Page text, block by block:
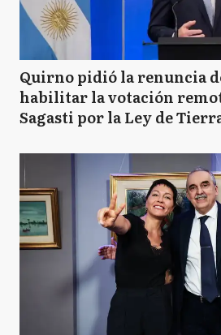
Quirno pidió la renuncia
habilitar la votación
Sagasti por la Ley de